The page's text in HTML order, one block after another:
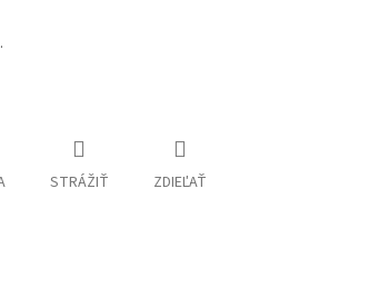
STRÁŽIŤ ZDIEĽAŤ